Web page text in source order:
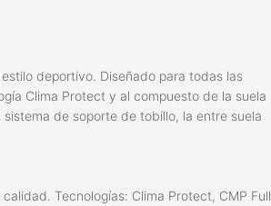
deportivo. Diseñado para todas las
Clima Protect y al compuesto de la suela
de soporte de tobillo, la entre suela
Tecnologías: Clima Protect, CMP Full